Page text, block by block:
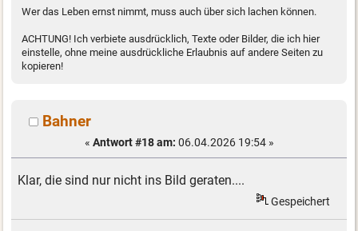
Wer das Leben ernst nimmt, muss auch über sich lachen können.
ACHTUNG! Ich verbiete ausdrücklich, Texte oder Bilder, die ich hier
einstelle, ohne meine ausdrückliche Erlaubnis auf andere Seiten zu
kopieren!
Bahner
« Antwort #18 am: 06.04.2026 19:54 »
Klar, die sind nur nicht ins Bild geraten....
Gespeichert